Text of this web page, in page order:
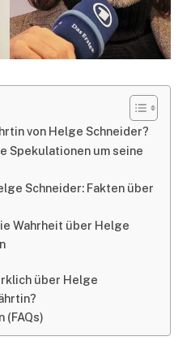
von Helge Schneider?
Spekulationen um seine
Schneider: Fakten über
Wahrheit über Helge
über Helge